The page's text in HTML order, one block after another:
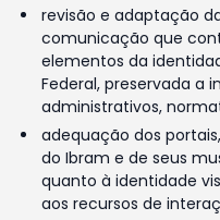
revisão e adaptação
comunicação que
elementos da
Federal, preservada a
administrativos,
adequação dos
do Ibram e de seus
quanto à identidade
aos recursos de